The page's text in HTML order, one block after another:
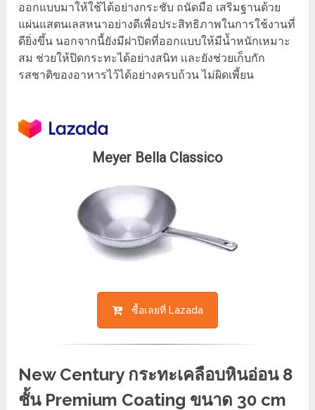
ออกแบบมาให้ใช้ได้อย่างกระชับ ถนัดมือ เสริมฐานด้วย
แผ่นแสตนเลสหนาอย่างดีเพื่อประสิทธิภาพในการใช้งานที่
ดียิ่งขึ้น นอกจากนี้ยังมีฝาปิดที่ออกแบบให้มีน้ำหนักเหมาะ
สม ช่วยให้ปิดกระทะได้อย่างสนิท เเละยังช่วยเก็บกัก
รสชาติของอาหารไว้ได้อย่างครบถ้วน ไม่ผิดเพี้ยน
Meyer Bella Classico
ซื้อเลยที่ Lazada
New Century กระทะเคลือบหินอ่อน 8
ชั้น Premium Coating ขนาด 30 cm